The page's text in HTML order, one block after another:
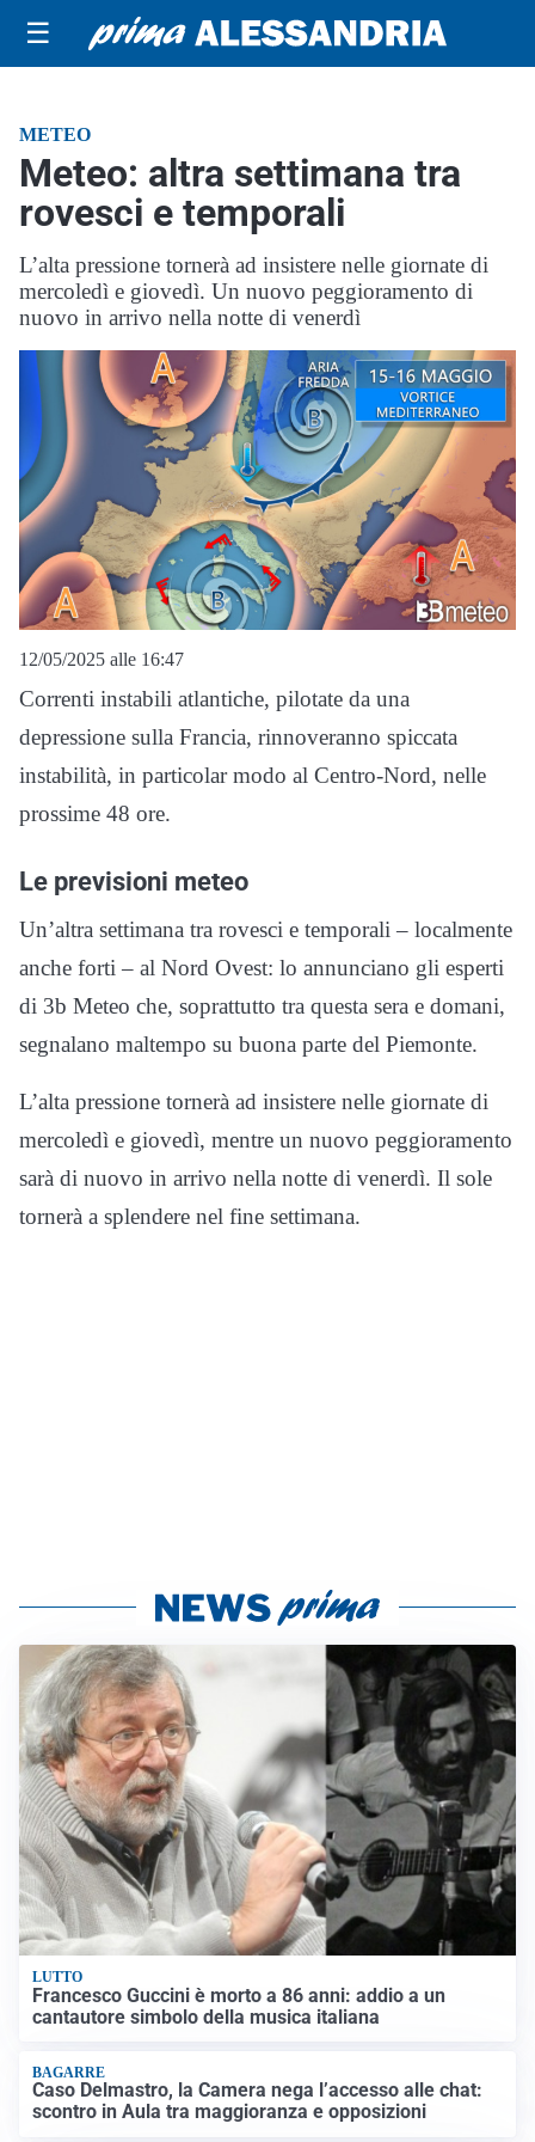
☰
METEO
Meteo: altra settimana tra
rovesci e temporali
L’alta pressione tornerà ad insistere nelle giornate di
mercoledì e giovedì. Un nuovo peggioramento di
nuovo in arrivo nella notte di venerdì
12/05/2025 alle 16:47
Correnti instabili atlantiche, pilotate da una
depressione sulla Francia, rinnoveranno spiccata
instabilità, in particolar modo al Centro-Nord, nelle
prossime 48 ore.
Le previsioni meteo
Un’altra settimana tra rovesci e temporali – localmente
anche forti – al Nord Ovest: lo annunciano gli esperti
di 3b Meteo che, soprattutto tra questa sera e domani,
segnalano maltempo su buona parte del Piemonte.
L’alta pressione tornerà ad insistere nelle giornate di
mercoledì e giovedì, mentre un nuovo peggioramento
sarà di nuovo in arrivo nella notte di venerdì. Il sole
tornerà a splendere nel fine settimana.
LUTTO
Francesco Guccini è morto a 86 anni: addio a un
cantautore simbolo della musica italiana
BAGARRE
Caso Delmastro, la Camera nega l’accesso alle chat:
scontro in Aula tra maggioranza e opposizioni